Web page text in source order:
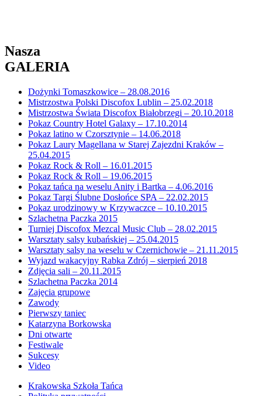
Nasza
GALERIA
Dożynki Tomaszkowice – 28.08.2016
Mistrzostwa Polski Discofox Lublin – 25.02.2018
Mistrzostwa Świata Discofox Białobrzegi – 20.10.2018
Pokaz Country Hotel Galaxy – 17.10.2014
Pokaz latino w Czorsztynie – 14.06.2018
Pokaz Laury Magellana w Starej Zajezdni Kraków –
25.04.2015
Pokaz Rock & Roll – 16.01.2015
Pokaz Rock & Roll – 19.06.2015
Pokaz tańca na weselu Anity i Bartka – 4.06.2016
Pokaz Targi Ślubne Dosłońce SPA – 22.02.2015
Pokaz urodzinowy w Krzywaczce – 10.10.2015
Szlachetna Paczka 2015
Turniej Discofox Mezcal Music Club – 28.02.2015
Warsztaty salsy kubańskiej – 25.04.2015
Warsztaty salsy na weselu w Czernichowie – 21.11.2015
Wyjazd wakacyjny Rabka Zdrój – sierpień 2018
Zdjęcia sali – 20.11.2015
Szlachetna Paczka 2014
Zajęcia grupowe
Zawody
Pierwszy taniec
Katarzyna Borkowska
Dni otwarte
Festiwale
Sukcesy
Video
Krakowska Szkoła Tańca